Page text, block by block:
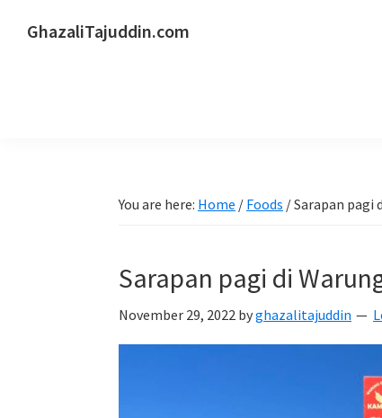
GhazaliTajuddin.com
You are here: Home / Foods /Sarapan pagi
Sarapan pagi di
November 29, 2022 byghazalitajuddin